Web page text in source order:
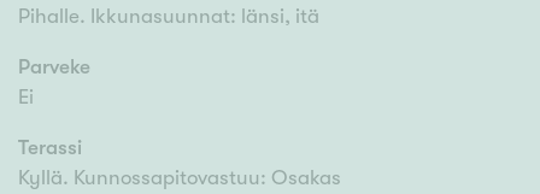
Pihalle. Ikkunasuunnat: länsi, itä
Parveke
Ei
Terassi
Kyllä. Kunnossapitovastuu: Osakas